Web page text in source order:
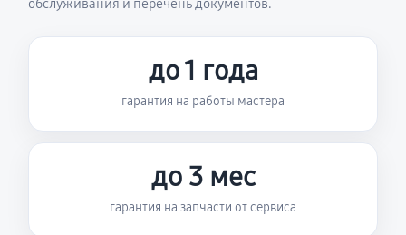
обслуживания и перечень документов.
до 1 года
гарантия на работы мастера
до 3 мес
гарантия на запчасти от сервиса